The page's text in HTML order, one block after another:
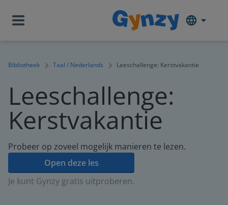
Bibliotheek Taal / Nederlands Leeschallenge: Kerstvakantie
Leeschallenge:
Kerstvakantie
Probeer op zoveel mogelijk manieren te lezen.
Open deze les
Je kunt Gynzy gratis uitproberen.